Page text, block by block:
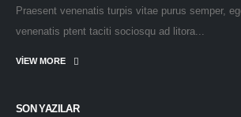
Praesent venenatis turpis vitae purus semper,
venenatis ptent taciti sociosqu ad litora...
VIEW MORE
SON YAZILAR